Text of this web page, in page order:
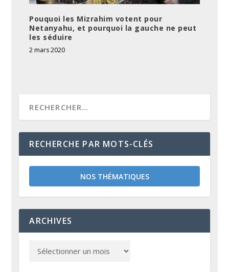
Pouquoi les Mizrahim votent pour
Netanyahu, et pourquoi la gauche ne peut
les séduire
2 mars 2020
RECHERCHE PAR MOTS-CLÉS
NOS THÉMATIQUES
ARCHIVES